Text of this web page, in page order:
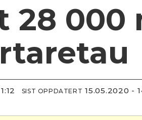
28 000
SIST OPPDATERT 15.05.2020 -